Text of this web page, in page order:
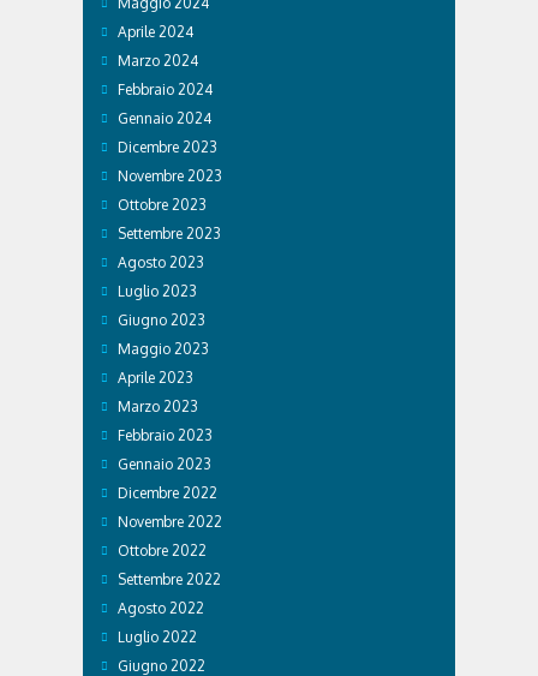
Aprile 2024
Marzo 2024
Febbraio 2024
Gennaio 2024
Dicembre 2023
Novembre 2023
Ottobre 2023
Settembre 2023
Agosto 2023
Luglio 2023
Giugno 2023
Maggio 2023
Aprile 2023
Marzo 2023
Febbraio 2023
Gennaio 2023
Dicembre 2022
Novembre 2022
Ottobre 2022
Settembre 2022
Agosto 2022
Luglio 2022
Giugno 2022